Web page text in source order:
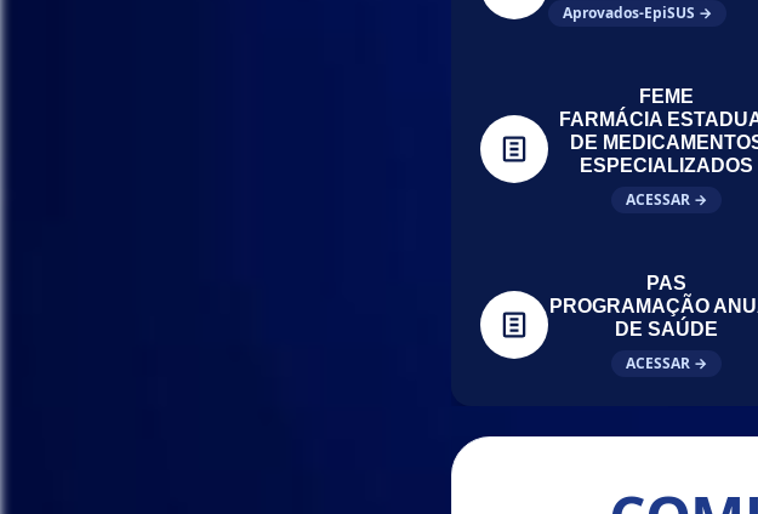
Aprovados-EpiSUS →
FEME
FARMÁCIA
DE
ESPECIALIZADOS
ACESSAR →
PAS
PROGRAMAÇÃO
DE SAÚDE
ACESSAR →